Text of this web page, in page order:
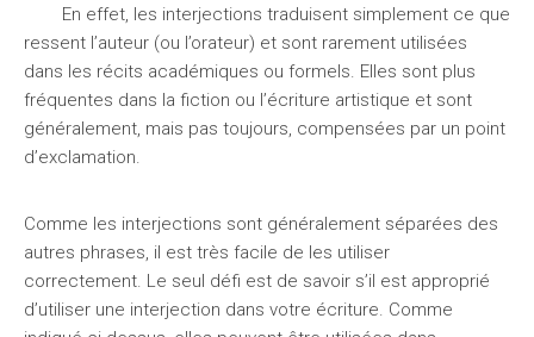
En effet, les interjections traduisent simplement ce que
ressent l’auteur (ou l’orateur) et sont rarement utilisées
dans les récits académiques ou formels. Elles sont plus
fréquentes dans la fiction ou l’écriture artistique et sont
généralement, mais pas toujours, compensées par un point
d’exclamation.
Comme les interjections sont généralement séparées des
autres phrases, il est très facile de les utiliser
correctement. Le seul défi est de savoir s’il est approprié
d’utiliser une interjection dans votre écriture. Comme